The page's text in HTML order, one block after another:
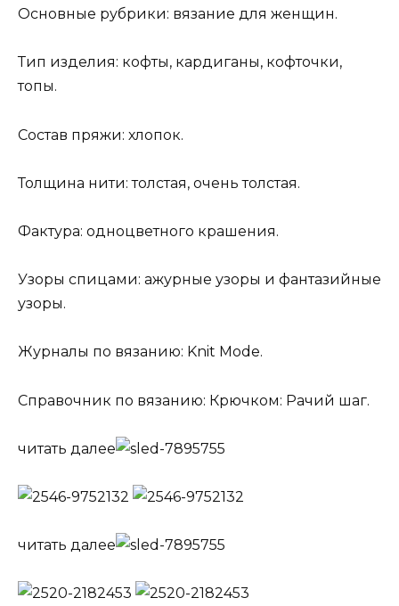
Основные рубрики: вязание для женщин.
Тип изделия: кофты, кардиганы, кофточки,
топы.
Состав пряжи: хлопок.
Толщина нити: толстая, очень толстая.
Фактура: одноцветного крашения.
Узоры спицами: ажурные узоры и фантазийные
узоры.
Журналы по вязанию: Knit Mode.
Справочник по вязанию: Крючком: Рачий шаг.
читать далее
читать далее